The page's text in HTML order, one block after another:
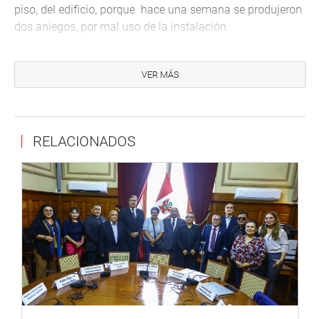
piso, del edificio, porque hace una semana se produjeron
dos aniegos, por mal uso de la instalación.
VER MÁS
RELACIONADOS